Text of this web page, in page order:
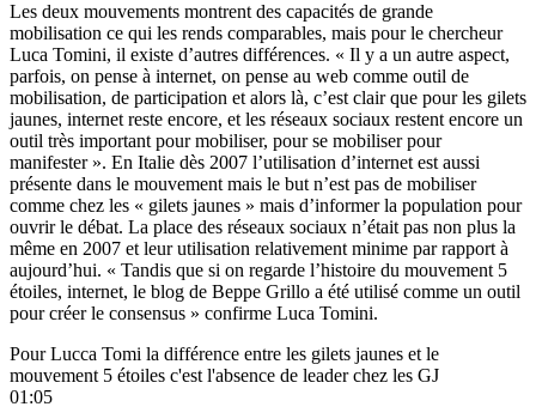
Les deux mouvements montrent des capacités de grande
mobilisation ce qui les rends comparables, mais pour le chercheur
Luca Tomini, il existe d’autres différences. « Il y a un autre aspect,
parfois, on pense à internet, on pense au web comme outil de
mobilisation, de participation et alors là, c’est clair que pour les gilets
jaunes, internet reste encore, et les réseaux sociaux restent encore un
outil très important pour mobiliser, pour se mobiliser pour
manifester ». En Italie dès 2007 l’utilisation d’internet est aussi
présente dans le mouvement mais le but n’est pas de mobiliser
comme chez les « gilets jaunes » mais d’informer la population pour
ouvrir le débat. La place des réseaux sociaux n’était pas non plus la
même en 2007 et leur utilisation relativement minime par rapport à
aujourd’hui. « Tandis que si on regarde l’histoire du mouvement 5
étoiles, internet, le blog de Beppe Grillo a été utilisé comme un outil
pour créer le consensus » confirme Luca Tomini.
Pour Lucca Tomi la différence entre les gilets jaunes et le
mouvement 5 étoiles c'est l'absence de leader chez les GJ
01:05